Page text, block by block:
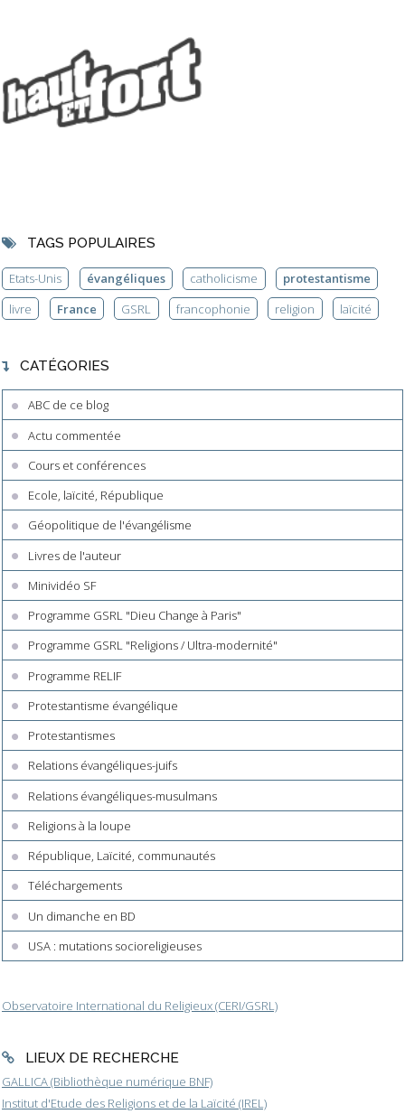
TAGS POPULAIRES
Etats-Unis évangéliques catholicisme
protestantisme
livre
France GSRL francophonie religion laïcité
CATÉGORIES
ABC de ce blog
Actu commentée
Cours et conférences
Ecole, laïcité, République
Géopolitique de l'évangélisme
Livres de l'auteur
Minividéo SF
Programme GSRL "Dieu Change à Paris"
Programme GSRL "Religions / Ultra-modernité"
Programme RELIF
Protestantisme évangélique
Protestantismes
Relations évangéliques-juifs
Relations évangéliques-musulmans
Religions à la loupe
République, Laïcité, communautés
Téléchargements
Un dimanche en BD
USA : mutations socioreligieuses
Observatoire International du Religieux (CERI/GSRL)
LIEUX DE RECHERCHE
GALLICA (Bibliothèque numérique BNF)
Institut d'Etude des Religions et de la Laïcité (IREL)